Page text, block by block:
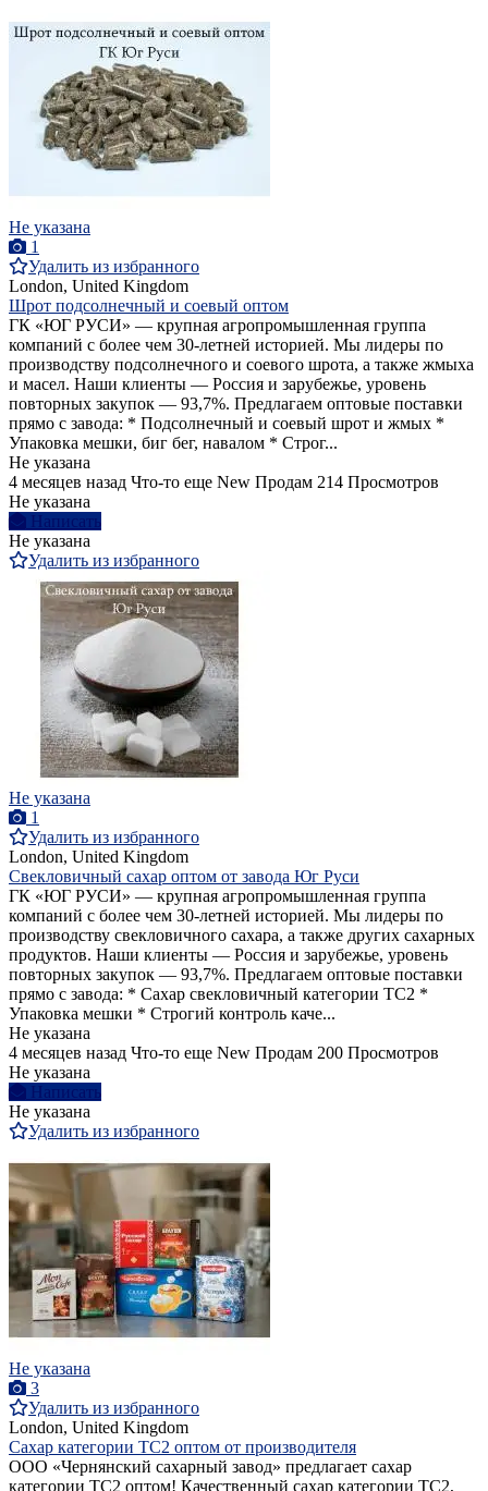
Не указана
1
Удалить из избранного
London, United Kingdom
Шрот подсолнечный и соевый оптом
ГК «ЮГ РУСИ» — крупная агропромышленная группа
компаний с более чем 30-летней историей. Мы лидеры по
производству подсолнечного и соевого шрота, а также жмыха
и масел. Наши клиенты — Россия и зарубежье, уровень
повторных закупок — 93,7%. Предлагаем оптовые поставки
прямо с завода: * Подсолнечный и соевый шрот и жмых *
Упаковка мешки, биг бег, навалом * Строг...
Не указана
4 месяцев назад Что-то еще New Продам 214 Просмотров
Не указана
Написать
Не указана
Удалить из избранного
Не указана
1
Удалить из избранного
London, United Kingdom
Свекловичный сахар оптом от завода Юг Руси
ГК «ЮГ РУСИ» — крупная агропромышленная группа
компаний с более чем 30-летней историей. Мы лидеры по
производству свекловичного сахара, а также других сахарных
продуктов. Наши клиенты — Россия и зарубежье, уровень
повторных закупок — 93,7%. Предлагаем оптовые поставки
прямо с завода: * Сахар свекловичный категории ТС2 *
Упаковка мешки * Строгий контроль каче...
Не указана
4 месяцев назад Что-то еще New Продам 200 Просмотров
Не указана
Написать
Не указана
Удалить из избранного
Не указана
3
Удалить из избранного
London, United Kingdom
Сахар категории ТС2 оптом от производителя
ООО «Чернянский сахарный завод» предлагает сахар
категории ТС2 оптом! Качественный сахар категории ТС2,